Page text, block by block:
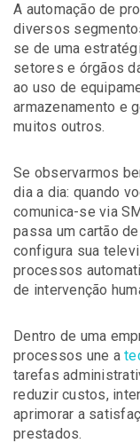
A automação de
diversos
se de uma
setores e órgãos
ao uso de
armazenamento e
muitos outros.
Se observarmos
dia a dia: quando
comunica-se via
passa um cartão
configura sua
processos
de intervenção
Dentro de uma
processos une a
tarefas
reduzir custos,
aprimorar a
prestados.